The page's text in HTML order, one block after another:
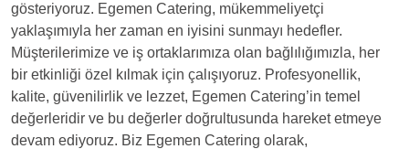
gösteriyoruz. Egemen Catering, mükemmeliyetçi
yaklaşımıyla her zaman en iyisini sunmayı hedefler.
Müşterilerimize ve iş ortaklarımıza olan bağlılığımızla, her
bir etkinliği özel kılmak için çalışıyoruz. Profesyonellik,
kalite, güvenilirlik ve lezzet, Egemen Catering’in temel
değerleridir ve bu değerler doğrultusunda hareket etmeye
devam ediyoruz. Biz Egemen Catering olarak,